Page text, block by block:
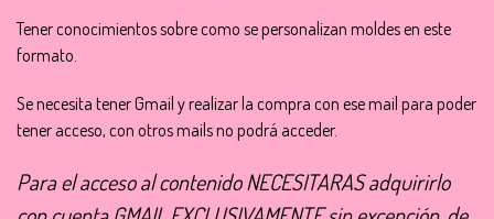
Tener conocimientos sobre como se personalizan moldes en este
formato.
Se necesita tener Gmail y realizar la compra con ese mail para poder
tener acceso, con otros mails no podrá acceder.
Para el acceso al contenido NECESITARAS adquirirlo